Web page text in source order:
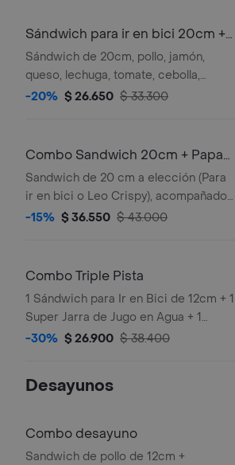
Sándwich para ir en bici 20cm +
granizada
Sándwich de 20cm, pollo, jamón,
queso, lechuga, tomate, cebolla,
pimentón, pepino, mostaza, tártara y
-20% $ 26.650 $ 33.300
Combo Sandwich 20cm + Papas
+ Jugo
Sandwich de 20 cm a elección (Para
ir en bici o Leo Crispy), acompañado
de papas a la francesa y jugo a
-15% $ 36.550 $ 43.000
Combo Triple Pista
1 Sándwich para Ir en Bici de 12cm + 1
Super Jarra de Jugo en Agua + 1
Porción de Papitas
-30% $ 26.900 $ 38.400
Desayunos
Combo desayuno
Sandwich de pollo de 12cm +